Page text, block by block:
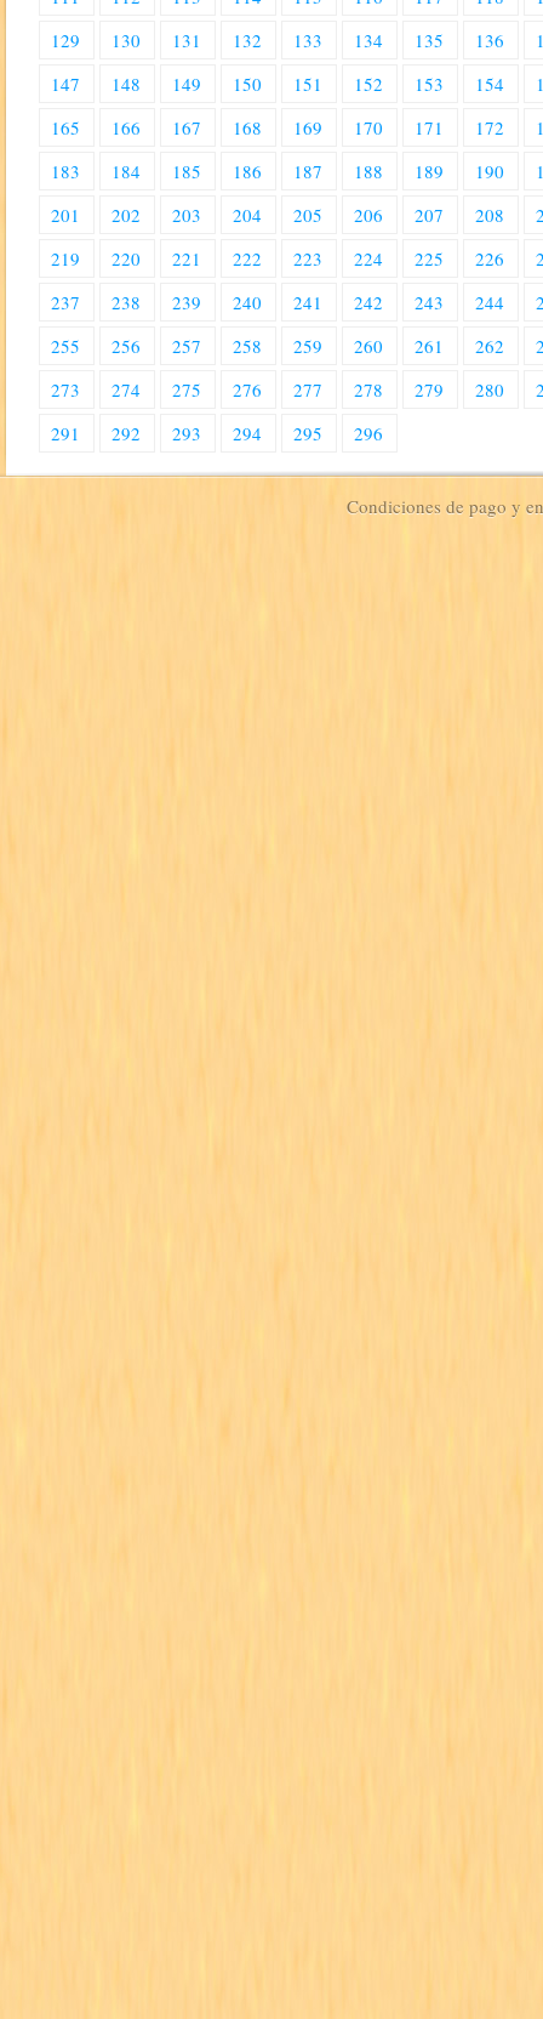
129
130 131 132 133 134 135 136
147
148 149 150 151 152 153 154
165
166 167 168 169 170 171 172
183
184 185 186 187 188 189 190
201
202 203 204 205 206 207 208
219
220 221 222 223 224 225 226
237
238 239 240 241 242 243 244
255
256 257 258 259 260 261 262
273
274 275 276 277 278 279 280
291
292 293 294 295 296
Condiciones de pago y